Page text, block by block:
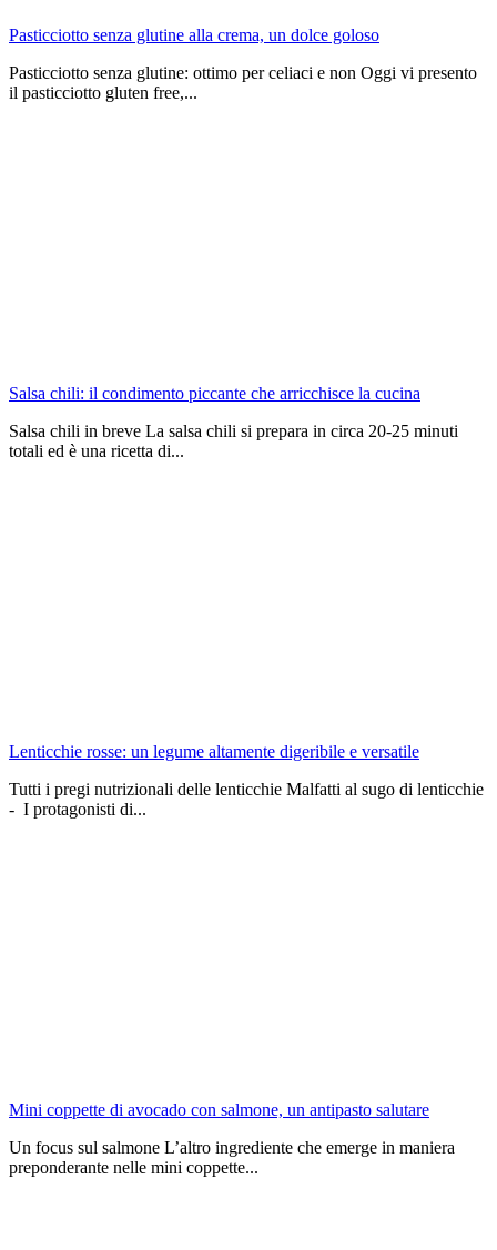
Pasticciotto senza glutine alla crema, un dolce goloso
Pasticciotto senza glutine: ottimo per celiaci e non Oggi vi presento
il pasticciotto gluten free,...
Salsa chili: il condimento piccante che arricchisce la cucina
Salsa chili in breve La salsa chili si prepara in circa 20-25 minuti
totali ed è una ricetta di...
Lenticchie rosse: un legume altamente digeribile e versatile
Tutti i pregi nutrizionali delle lenticchie Malfatti al sugo di lenticchie
- I protagonisti di...
Mini coppette di avocado con salmone, un antipasto salutare
Un focus sul salmone L’altro ingrediente che emerge in maniera
preponderante nelle mini coppette...